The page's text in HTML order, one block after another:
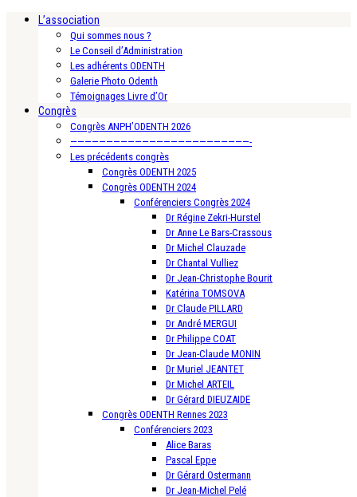
L’association
Qui sommes nous ?
Le Conseil d’Administration
Les adhérents ODENTH
Galerie Photo Odenth
Témoignages Livre d’Or
Congrès
Congrès ANPH’ODENTH 2026
—————————————————————————-
Les précédents congrès
Congrès ODENTH 2025
Congrès ODENTH 2024
Conférenciers Congrès 2024
Dr Régine Zekri-Hurstel
Dr Anne Le Bars-Crassous
Dr Michel Clauzade
Dr Chantal Vulliez
Dr Jean-Christophe Bourit
Katérina TOMSOVA
Dr Claude PILLARD
Dr André MERGUI
Dr Philippe COAT
Dr Jean-Claude MONIN
Dr Muriel JEANTET
Dr Michel ARTEIL
Dr Gérard DIEUZAIDE
Congrès ODENTH Rennes 2023
Conférenciers 2023
Alice Baras
Pascal Eppe
Dr Gérard Ostermann
Dr Jean-Michel Pelé